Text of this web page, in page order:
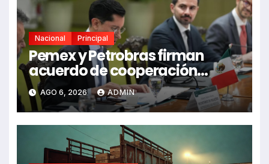
Nacional Principal
Pemex y Petrobras firman
acuerdo de cooperación
bilateral en Brasilia
AGO 6, 2026 ADMIN